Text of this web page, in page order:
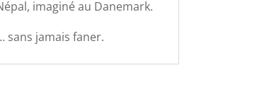
imaginé au Danemark.
sans jamais faner.